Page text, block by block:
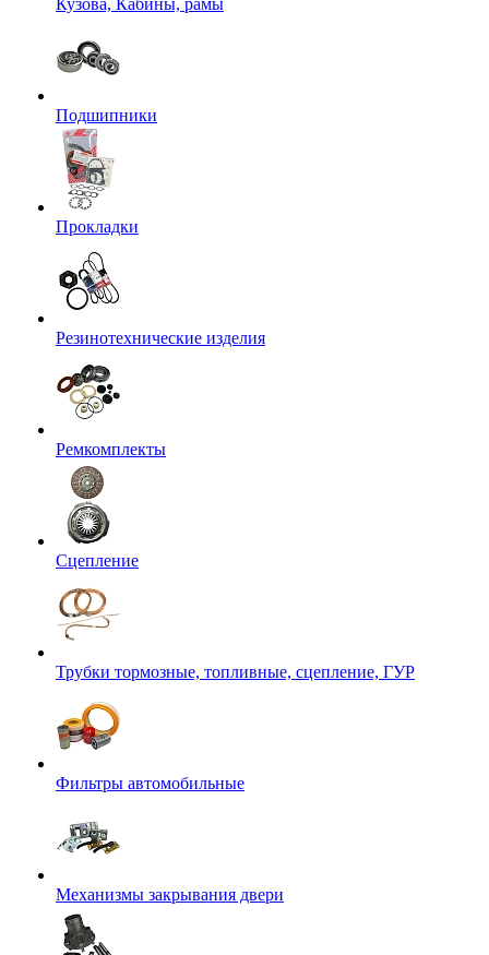
Кузова, Кабины, рамы
Подшипники
Прокладки
Резинотехнические изделия
Ремкомплекты
Сцепление
Трубки тормозные, топливные, сцепление, ГУР
Фильтры автомобильные
Механизмы закрывания двери